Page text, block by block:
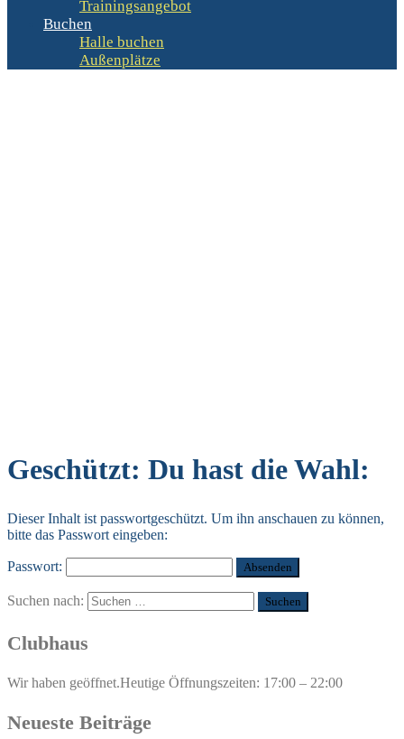
Trainingsangebot
Buchen
Halle buchen
Außenplätze
Geschützt: Du hast die Wahl:
Dieser Inhalt ist passwortgeschützt. Um ihn anschauen zu können,
bitte das Passwort eingeben:
Passwort:
Suchen nach:
Clubhaus
Wir haben geöffnet.Heutige Öffnungszeiten: 17:00 – 22:00
Neueste Beiträge